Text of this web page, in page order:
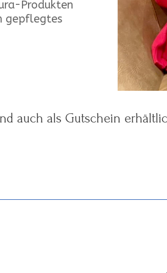
Produkten
gepflegtes
auch als Gutschein